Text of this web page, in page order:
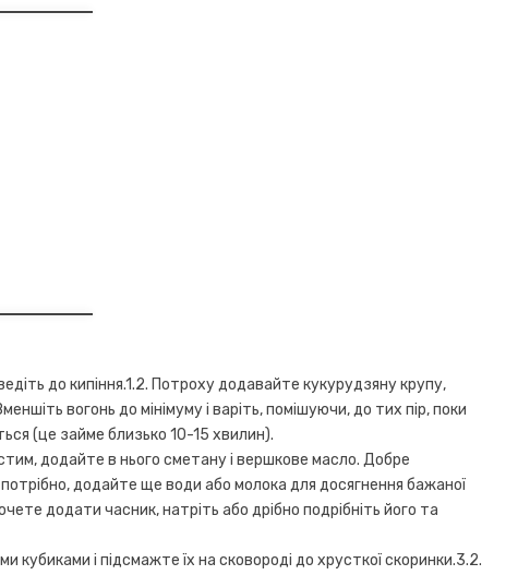
до кипіння.1.2. Потроху додавайте кукурудзяну крупу,
вогонь до мінімуму і варіть, помішуючи, до тих пір, поки
(це займе близько 10-15 хвилин).
додайте в нього сметану і вершкове масло. Добре
додайте ще води або молока для досягнення бажаної
додати часник, натріть або дрібно подрібніть його та
кубиками і підсмажте їх на сковороді до хрусткої скоринки.3.2.